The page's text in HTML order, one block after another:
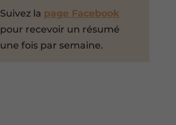
Suivez la page Facebook
pour recevoir un résumé
une fois par semaine.